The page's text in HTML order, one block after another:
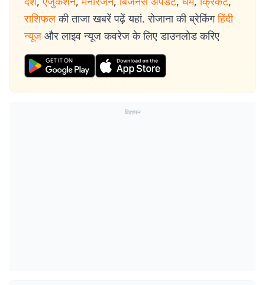
राशिफल की ताजा खबरें पढ़ें यहां. रोजाना की ब्रेकिंग हिंदी
न्यूज और लाइव न्यूज कवरेज के लिए डाउनलोड करिए
विज्ञापन